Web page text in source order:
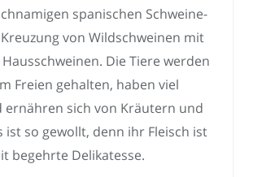
spanischen Schweine-
Kreuzung von Wildschweinen mit
Die Tiere werden
Freien gehalten, haben viel
ernähren sich von Kräutern und
ist so gewollt, denn ihr Fleisch ist
begehrte Delikatesse.